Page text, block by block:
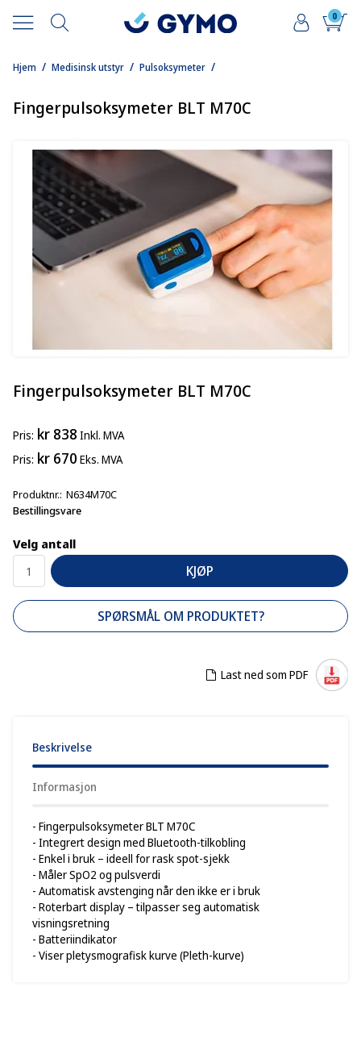
0
/
Hjem /
Medisinsk utstyr /
Pulsoksymeter
Fingerpulsoksymeter BLT M70C
Fingerpulsoksymeter BLT M70C
Pris kr 838 Inkl. MVA
Pris kr 670 Eks. MVA
Produktnr. N634M70C
Bestillingsvare
Velg antall
KJØP
SPØRSMÅL OM PRODUKTET?
Last ned som PDF
Beskrivelse
Informasjon
- Fingerpulsoksymeter BLT M70C
- Integrert design med Bluetooth-tilkobling
- Enkel i bruk – ideell for rask spot-sjekk
- Måler SpO2 og pulsverdi
- Automatisk avstenging når den ikke er i bruk
- Roterbart display – tilpasser seg automatisk
visningsretning
- Batteriindikator
- Viser pletysmografisk kurve (Pleth-kurve)